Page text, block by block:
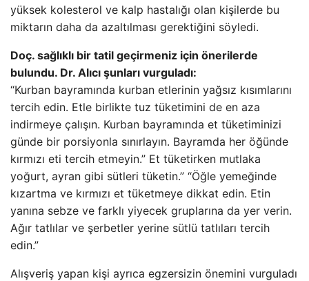
yüksek kolesterol ve kalp hastalığı olan kişilerde bu
miktarın daha da azaltılması gerektiğini söyledi.
Doç. sağlıklı bir tatil geçirmeniz için önerilerde
bulundu. Dr. Alıcı şunları vurguladı:
“Kurban bayramında kurban etlerinin yağsız kısımlarını
tercih edin. Etle birlikte tuz tüketimini de en aza
indirmeye çalışın. Kurban bayramında et tüketiminizi
günde bir porsiyonla sınırlayın. Bayramda her öğünde
kırmızı eti tercih etmeyin.” Et tüketirken mutlaka
yoğurt, ayran gibi sütleri tüketin.” “Öğle yemeğinde
kızartma ve kırmızı et tüketmeye dikkat edin. Etin
yanına sebze ve farklı yiyecek gruplarına da yer verin.
Ağır tatlılar ve şerbetler yerine sütlü tatlıları tercih
edin.”
Alışveriş yapan kişi ayrıca egzersizin önemini vurguladı